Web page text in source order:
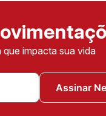
impacta sua vida
Assinar